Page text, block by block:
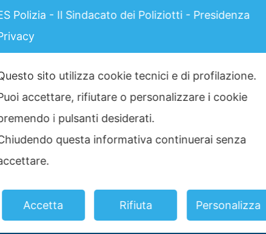
I più visti
11 Marzo 2025
Graduatoria definitiva prove
scritte concorso 2517 Allievi
2 Luglio 2025
Polizia - Il Sindacato dei Poliziotti - Presidenza
sito utilizza cookie tecnici e di profilazione.
accettare, rifiutare o personalizzare i cookie
i pulsanti desiderati.
questa informativa continuerai senza
Accetta Rifiuta Personalizza